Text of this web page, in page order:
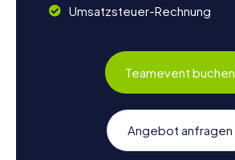
Umsatzsteuer-Rechnung
Teamevent buchen
Angebot anfragen